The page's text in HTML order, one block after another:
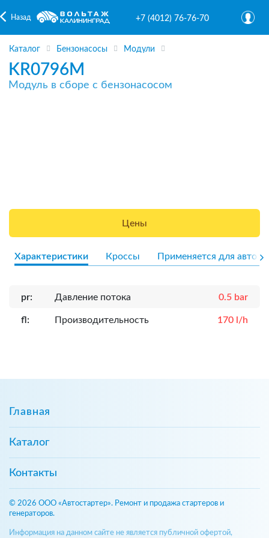
Назад +7 (4012) 76-76-70
Каталог Бензонасосы Модули
KR0796M
Модуль в сборе с бензонасосом
Цены
Характеристики Кроссы Применяется для авто
pr: Давление потока 0.5 bar
fl: Производительность 170 l/h
Главная
Каталог
Контакты
© 2026 ООО «Автостартер». Ремонт и продажа стартеров и
генераторов.
Информация на данном сайте не является публичной офертой,